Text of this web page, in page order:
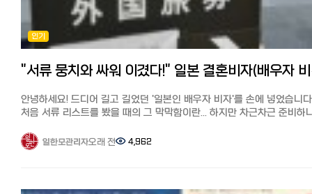
발송이라 배송비가 저렴하고 배송이 빠름 ・스타일코리안: 브랜드 공식
제휴가 많아 안전하고, 대량 구매가 이득
【추천기사】 일본에서 한국옷 싸게 사기, 여성 의류/패션 쇼핑몰 추천 11
https://korean.co.jp/life2/173 일본에서 맛있는 김치 사는 법과 현지
한국인 추천 김치 (슈퍼, 인터넷) https://korean.co.jp/life2/34 [일
인터넷 개통과 설치] 거주 한국인 추천 6사의 속도와 요금, 직접 써 본 후
이자, 대출 한도, 추천 은행, 화재보험까지
https://korean.co.jp/life_realestate/7 [일본 거주자들의 재테크]
니사, 주식, 포인트 등 목돈 만드는 법과 선배들의 꿀팁
https://korean.co.jp/life4/1 일본 핸드폰, 통신사 추천은? 알뜰폰
예: 2,000포인트 보유 시 -> 3,000엔어치 쇼핑 가능! 이날을 위해 한 달
동안 포인트를 모았다가 생필품을 쟁여두는 것이 일본 자취생들의 생존
전략입니다. 4. 아직도 동전 지갑이 필요한 순간 (거주자 피셜) 물론 여전히
현금이 필요한 순간은 있습니다. 동네 맛집(라멘집 등): 여전히 식권
발매기를 사용하는 곳은 현금만 받는 경우가 많습니다. 병원 및 조제 약국:
의외로 대형 병원을 제외하고는 현금 결제만 고수하는 곳이 많으니
[결론] 일본 생활, 스마트하게 시작하기 일본은 더 이상 현금만 쓰는 나라가
아닙니다. 오히려 한국보다 포인트 적립과 활용처가 훨씬 세분화되어 있
조금만 공부하면 한 달 식비 정도는 포인트로 해결할 수 있는 나라죠.
체크리스트: PayPay 앱 설치 및 은행 계좌 연동하기 가장 가까운 편의점에
인기
"서류
안녕하세요! 드디어 길고 길었던 '일본인 배우자 비자'를 손에 넣었습니
처음 서류 리스트를 봤을 때의 그 막막함이란... 하지만 차근차근 준비하
공유합니다!
1. 첫 번째 관문: "우린 법적으로 완벽한 부부인가?" 가장 먼저 할 일은
내 경험: 저희는 일본에서 먼저 신고하고 한국에 사후 신고를 했어요. 일
일한모관리자오래 전 4,962